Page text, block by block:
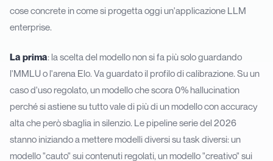
cose concrete in come si progetta oggi un'applicazione LLM
enterprise.
La prima: la scelta del modello non si fa più solo guardando
l'MMLU o l'arena Elo. Va guardato il profilo di calibrazione. Su un
caso d'uso regolato, un modello che scora 0% hallucination
perché si astiene su tutto vale di più di un modello con accuracy
alta che però sbaglia in silenzio. Le pipeline serie del 2026
stanno iniziando a mettere modelli diversi su task diversi: un
modello "cauto" sui contenuti regolati, un modello "creativo" sui